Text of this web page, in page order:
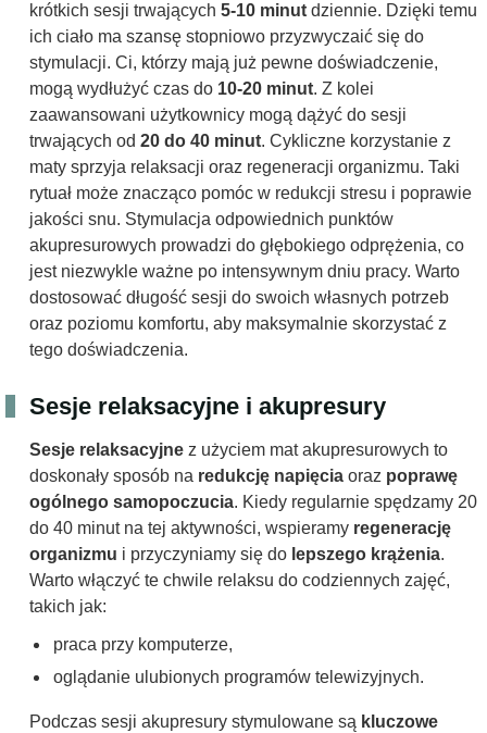
krótkich sesji trwających 5-10 minut dziennie. Dzięki temu
ich ciało ma szansę stopniowo przyzwyczaić się do
stymulacji. Ci, którzy mają już pewne doświadczenie,
mogą wydłużyć czas do 10-20 minut. Z kolei
zaawansowani użytkownicy mogą dążyć do sesji
trwających od 20 do 40 minut. Cykliczne korzystanie z
maty sprzyja relaksacji oraz regeneracji organizmu. Taki
rytuał może znacząco pomóc w redukcji stresu i poprawie
jakości snu. Stymulacja odpowiednich punktów
akupresurowych prowadzi do głębokiego odprężenia, co
jest niezwykle ważne po intensywnym dniu pracy. Warto
dostosować długość sesji do swoich własnych potrzeb
oraz poziomu komfortu, aby maksymalnie skorzystać z
tego doświadczenia.
Sesje relaksacyjne i akupresury
Sesje relaksacyjne z użyciem mat akupresurowych to
doskonały sposób na redukcję napięcia oraz poprawę
ogólnego samopoczucia. Kiedy regularnie spędzamy 20
do 40 minut na tej aktywności, wspieramy regenerację
organizmu i przyczyniamy się do lepszego krążenia.
Warto włączyć te chwile relaksu do codziennych zajęć,
takich jak:
praca przy komputerze,
oglądanie ulubionych programów telewizyjnych.
Podczas sesji akupresury stymulowane są kluczowe